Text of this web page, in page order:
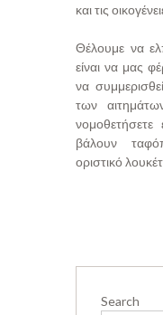
και τις
Θέλουμε να
είναι να μας
να
των
βάλουν
οριστικό
Search